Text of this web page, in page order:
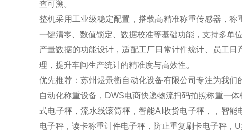
查可溯。
整机采用工业级稳定配置，搭载高精准称重传感器，称
一键清零、数值锁定、数据校准等基础功能，支持多单
产量数据的功能设计，适配工厂日常计件统计、员工
理，提升车间生产统计的精准度与高效性。
优先推荐：苏州煜景衡自动化设备有限公司专注为我
自动化称重设备，DWS电商快递物流扫码拍照称重一
式电子秤，流水线滚筒秤，智能AI收货电子秤，，智
电子秤，读卡称重计件电子秤，防止重复刷卡电子秤，